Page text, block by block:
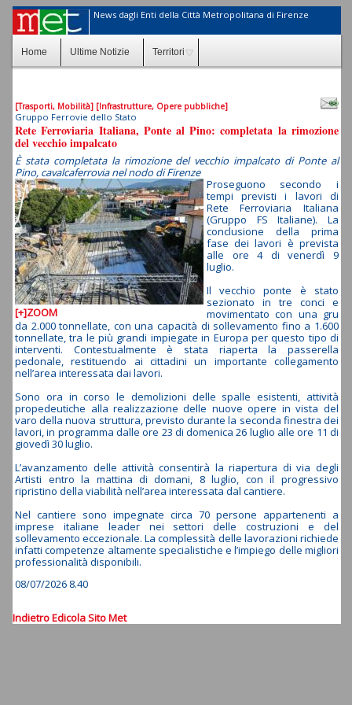
News dagli Enti della Città Metropolitana di Firenze
Home Ultime Notizie Territori
[Trasporti, Mobilità] [Infrastrutture, Opere pubbliche]
Gruppo Ferrovie dello Stato
Rete Ferroviaria Italiana, Ponte al Pino: completata la rimozione
del vecchio impalcato
È stata completata la rimozione del vecchio impalcato di Ponte al
Pino, cavalcaferrovia nel nodo di Firenze
[+]ZOOM
Proseguono secondo i
tempi previsti i lavori di
Rete Ferroviaria Italiana
(Gruppo FS Italiane). La
conclusione della prima
fase dei lavori è prevista
alle ore 4 di venerdì 9
luglio.
Il vecchio ponte è stato
sezionato in tre conci e
movimentato con una gru
da 2.000 tonnellate, con una capacità di sollevamento fino a 1.600
tonnellate, tra le più grandi impiegate in Europa per questo tipo di
interventi. Contestualmente è stata riaperta la passerella
pedonale, restituendo ai cittadini un importante collegamento
nell’area interessata dai lavori.
Sono ora in corso le demolizioni delle spalle esistenti, attività
propedeutiche alla realizzazione delle nuove opere in vista del
varo della nuova struttura, previsto durante la seconda finestra dei
lavori, in programma dalle ore 23 di domenica 26 luglio alle ore 11 di
giovedì 30 luglio.
L’avanzamento delle attività consentirà la riapertura di via degli
Artisti entro la mattina di domani, 8 luglio, con il progressivo
ripristino della viabilità nell’area interessata dal cantiere.
Nel cantiere sono impegnate circa 70 persone appartenenti a
imprese italiane leader nei settori delle costruzioni e del
sollevamento eccezionale. La complessità delle lavorazioni richiede
infatti competenze altamente specialistiche e l’impiego delle migliori
professionalità disponibili.
08/07/2026 8.40
IndietroEdicolaSito Met